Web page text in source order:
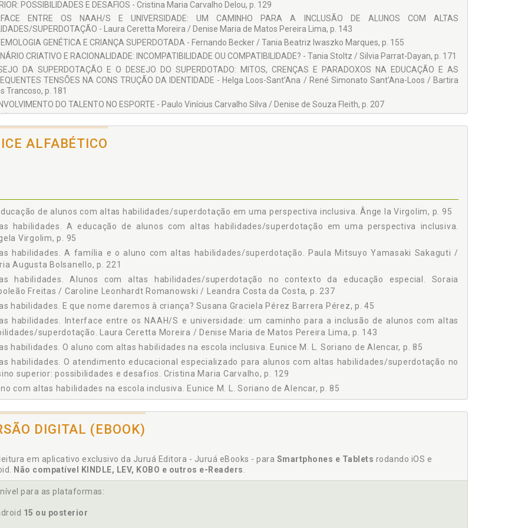
POSSIBILIDADES E DESAFIOS - Cristina Maria Carvalho Delou, p. 129
ENTRE OS NAAH/S E UNIVERSIDADE: UM CAMINHO PARA A INCLUSÃO DE ALUNOS COM ALTAS
SUPERDOTAÇÃO - Laura Ceretta Moreira / Denise Maria de Matos Pereira Lima, p. 143
GENÉTICA E CRIANÇA SUPERDOTADA - Fernando Becker / Tania Beatriz Iwaszko Marques, p. 155
CRIATIVO E RACIONALIDADE: INCOMPATIBILIDADE OU COMPATIBILIDADE? - Tania Stoltz / Silvia Parrat-Dayan, p. 171
DA SUPERDOTAÇÃO E O DESEJO DO SUPERDOTADO: MITOS, CRENÇAS E PARADOXOS NA EDUCAÇÃO E AS
TENSÕES NA CONS TRUÇÃO DA IDENTIDADE - Helga Loos-Sant’Ana / René Simonato Sant’Ana-Loos / Bartira
Trancoso, p. 181
DO TALENTO NO ESPORTE - Paulo Vinícius Carvalho Silva / Denise de Souza Fleith, p. 207
p. 221
COM ALTAS HABILIDADES/SUPERDOTAÇÃO NO CONTEXTO DA EDUCAÇÃO ESPECIAL - Soraia Napoleão Freitas /
ALFABÉTICO
de alunos com altas habilidades/superdotação em uma perspectiva inclusiva. Ânge la Virgolim, p. 95
habilidades. A educação de alunos com altas habilidades/superdotação em uma perspectiva inclusiva.
Virgolim, p. 95
habilidades. A família e o aluno com altas habilidades/superdotação. Paula Mitsuyo Yamasaki Sakaguti /
Augusta Bolsanello, p. 221
habilidades. Alunos com altas habilidades/superdotação no contexto da educação especial. Soraia
Freitas / Caroline Leonhardt Romanowski / Leandra Costa da Costa, p. 237
habilidades. E que nome daremos à criança? Susana Graciela Pérez Barrera Pérez, p. 45
habilidades. Interface entre os NAAH/S e universidade: um caminho para a inclusão de alunos com altas
superdotação. Laura Ceretta Moreira / Denise Maria de Matos Pereira Lima, p. 143
habilidades. O aluno com altas habilidades na escola inclusiva. Eunice M. L. Soriano de Alencar, p. 85
habilidades. O atendimento educacional especializado para alunos com altas habilidades/superdotação no
superior: possibilidades e desafios. Cristina Maria Carvalho, p. 129
com altas habilidades na escola inclusiva. Eunice M. L. Soriano de Alencar, p. 85
Bolsanello, p. 221
com altas habilidades/superdotação no contexto da educação especial. Soraia Napoleão Freitas / Caroline
O atendimento educacional especializado para alunos com altas habilidades/superdotação no ensino
possibilidades e desafios. Cristina Maria Carvalho, p. 129
Virgolim. A educação de alunos com altas habilidades/superdotação em uma perspectiva inclusiva, p. 95
educacional especializado para alunos com altas habilidades/superdotação no ensino superior:
e desafios. Cristina Maria Carvalho, p. 129
DIGITAL (EBOOK)
em aplicativo exclusivo da Juruá Editora - Juruá eBooks - para Smartphones e Tablets rodando iOS e
Não compatível KINDLE, LEV, KOBO e outros e-Readers.
para as plataformas:
15 ou posterior